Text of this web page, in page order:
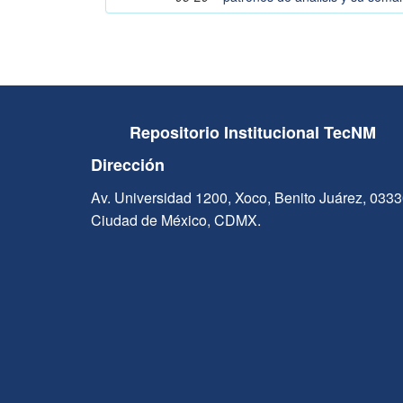
Repositorio Institucional TecNM
Dirección
Av. Universidad 1200, Xoco, Benito Juárez,
Ciudad de México, CDMX.